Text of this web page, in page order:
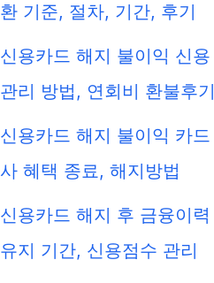
환 기준, 절차, 기간, 후기
신용카드 해지 불이익 신용
관리 방법, 연회비 환불후기
신용카드 해지 불이익 카드
사 혜택 종료, 해지방법
신용카드 해지 후 금융이력
유지 기간, 신용점수 관리